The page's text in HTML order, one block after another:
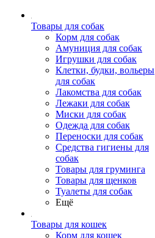
Товары для собак
Корм для собак
Амуниция для собак
Игрушки для собак
Клетки, будки, вольеры
для собак
Лакомства для собак
Лежаки для собак
Миски для собак
Одежда для собак
Переноски для собак
Средства гигиены для
собак
Товары для груминга
Товары для щенков
Туалеты для собак
Ещё
Товары для кошек
Корм для кошек